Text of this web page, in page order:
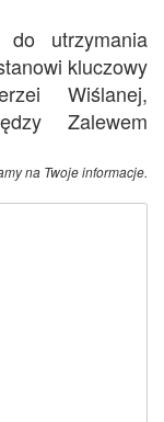
utrzymania
kluczowy
Wiślanej,
Zalewem
na Twoje informacje.